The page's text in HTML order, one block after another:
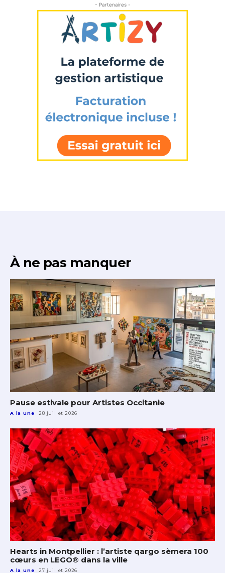
- Partenaires -
À ne pas manquer
Pause estivale pour Artistes Occitanie
A la une 28 juillet 2026
Hearts in Montpellier : l’artiste qargo sèmera 100
cœurs en LEGO® dans la ville
A la une 27 juillet 2026